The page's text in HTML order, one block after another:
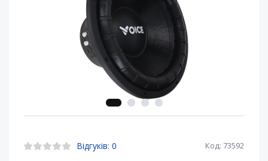
Відгуків: 0 Код: 73592